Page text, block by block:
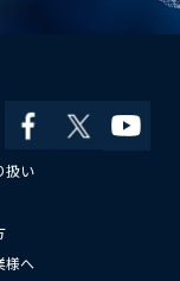
扱い
様へ